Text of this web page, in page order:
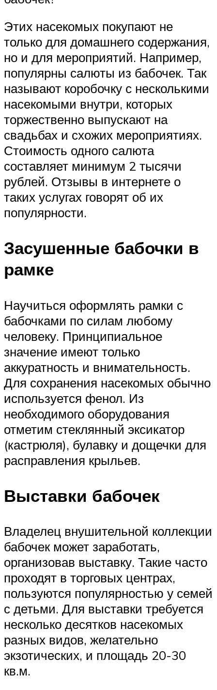
Этих насекомых покупают не
только для домашнего содержания,
но и для мероприятий. Например,
популярны салюты из бабочек. Так
называют коробочку с несколькими
насекомыми внутри, которых
торжественно выпускают на
свадьбах и схожих мероприятиях.
Стоимость одного салюта
составляет минимум 2 тысячи
рублей. Отзывы в интернете о
таких услугах говорят об их
популярности.
Засушенные бабочки в
рамке
Научиться оформлять рамки с
бабочками по силам любому
человеку. Принципиальное
значение имеют только
аккуратность и внимательность.
Для сохранения насекомых обычно
используется фенол. Из
необходимого оборудования
отметим стеклянный эксикатор
(кастрюля), булавку и дощечки для
расправления крыльев.
Выставки бабочек
Владелец внушительной коллекции
бабочек может заработать,
организовав выставку. Такие часто
проходят в торговых центрах,
пользуются популярностью у семей
с детьми. Для выставки требуется
несколько десятков насекомых
разных видов, желательно
экзотических, и площадь 20-30
кв.м.